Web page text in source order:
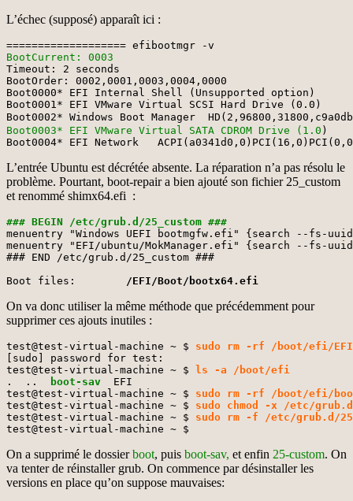
L’échec (supposé) apparaît ici :
BootCurrent: 0003
Timeout: 2 seconds
BootOrder: 0002,0001,0003,0004,0000
Boot0000* EFI Internal Shell (Unsupported option)	MM(b,3efcb000,3f355fff)
Boot0001* EFI VMware Virtual SCSI Hard Drive (0.0)	ACPI(a0341d0,0)PCI(15,0)PCI(0,0)SCSI(0,0)
Boot0003* EFI VMware Virtual SATA CDROM Drive (1.0 )	ACPI(a0341d0,0)PCI(11,0)PCI(4,0)03120a00010000000000
Boot0004* EFI Network
L’entrée Ubuntu est décrétée absente. La réparation n’a pas résolu le
problème. Pourtant, boot-repair a bien ajouté son fichier 25_custom
et renommé shimx64.efi :
### BEGIN /etc/grub.d/25_custom ###
menuentry "Windows UEFI bootmgfw.efi" {search --fs-
menuentry "EFI/ubuntu/MokManager.efi" {search --fs-
### END /etc/grub.d/25_custom ###
Boot files:
/EFI/Boot/bootx64.efi
On va donc utiliser la même méthode que précédemment pour
supprimer ces ajouts inutiles :
test@test-virtual-machine ~ $ sudo rm -rf /boot/efi/
[sudo] password for test:
test@test-virtual-machine ~ $
ls -a /boot/efi
.  ..
boot-sav
  EFI
test@test-virtual-machine ~ $ sudo rm -rf /boot/efi/
test@test-virtual-machine ~ $ sudo chmod -x /etc/
test@test-virtual-machine ~ $ sudo rm -f /etc/grub.d/
test@test-virtual-machine ~ $
On a supprimé le dossierboot, puis boot-sav, et enfin 25-custom. On
va tenter de réinstaller grub. On commence par désinstaller les
versions en place qu’on suppose mauvaises: